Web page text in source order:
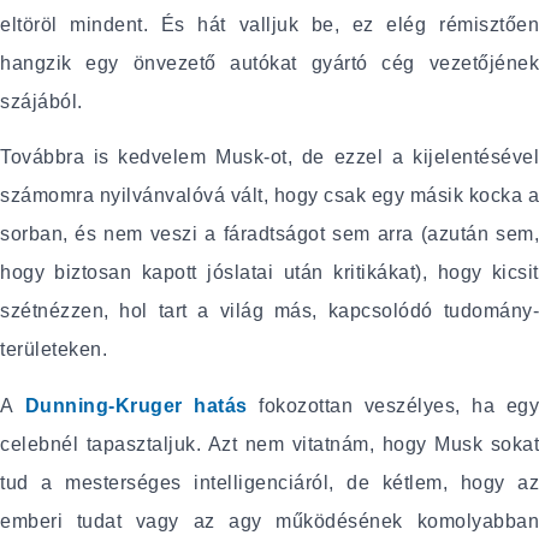
eltöröl mindent. És hát valljuk be, ez elég rémisztően
hangzik egy önvezető autókat gyártó cég vezetőjének
szájából.
Továbbra is kedvelem Musk-ot, de ezzel a kijelentésével
számomra nyilvánvalóvá vált, hogy csak egy másik kocka a
sorban, és nem veszi a fáradtságot sem arra (azután sem,
hogy biztosan kapott jóslatai után kritikákat), hogy kicsit
szétnézzen, hol tart a világ más, kapcsolódó tudomány-
területeken.
A Dunning-Kruger hatás fokozottan veszélyes, ha egy
celebnél tapasztaljuk. Azt nem vitatnám, hogy Musk sokat
tud a mesterséges intelligenciáról, de kétlem, hogy az
emberi tudat vagy az agy működésének komolyabban